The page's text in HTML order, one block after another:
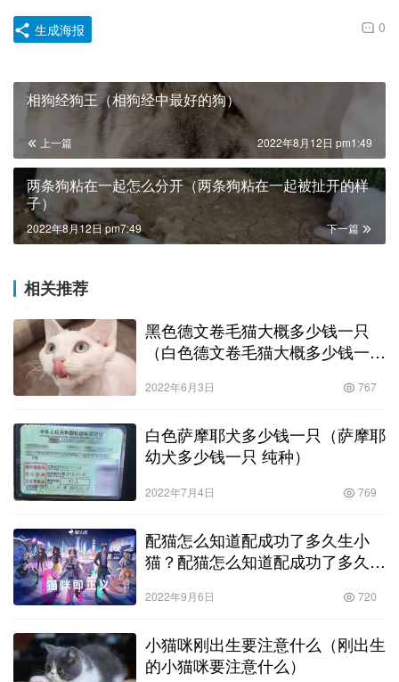
0
生成海报
相狗经狗王（相狗经中最好的狗）
上一篇 2022年8月12日 pm1:49
两条狗粘在一起怎么分开（两条狗粘在一起被扯开的样
子）
下一篇
2022年8月12日 pm7:49
相关推荐
黑色德文卷毛猫大概多少钱一只
（白色德文卷毛猫大概多少钱一
2022年6月3日 767
白色萨摩耶犬多少钱一只（萨摩耶
幼犬多少钱一只 纯种）
2022年7月4日 769
配猫怎么知道配成功了多久生小
猫？配猫怎么知道配成功了多久生
2022年9月6日 720
小猫咪刚出生要注意什么（刚出生
的小猫咪要注意什么）